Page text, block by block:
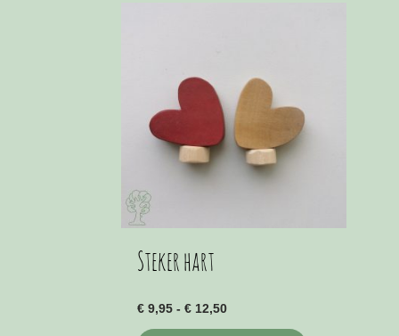
Steker hart
€ 9,95 - € 12,50Prijsklasse: